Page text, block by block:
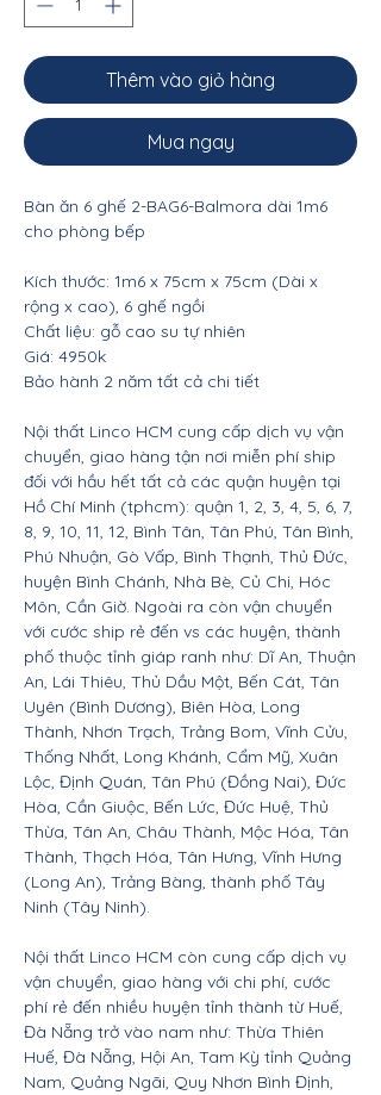
Thêm vào giỏ hàng
Mua ngay
Bàn ăn 6 ghế 2-BAG6-Balmora dài 1m6
cho phòng bếp
Kích thước: 1m6 x 75cm x 75cm (Dài x
rộng x cao), 6 ghế ngồi
Chất liệu: gỗ cao su tự nhiên
Giá: 4950k
Bảo hành 2 năm tất cả chi tiết
Nội thất Linco HCM cung cấp dịch vụ vận
chuyển, giao hàng tận nơi miễn phí ship
đối với hầu hết tất cả các quận huyện tại
Hồ Chí Minh (tphcm): quận 1, 2, 3, 4, 5, 6, 7,
8, 9, 10, 11, 12, Bình Tân, Tân Phú, Tân Bình,
Phú Nhuận, Gò Vấp, Bình Thạnh, Thủ Đức,
huyện Bình Chánh, Nhà Bè, Củ Chi, Hóc
Môn, Cần Giờ. Ngoài ra còn vận chuyển
với cước ship rẻ đến vs các huyện, thành
phố thuộc tỉnh giáp ranh như: Dĩ An, Thuận
An, Lái Thiêu, Thủ Dầu Một, Bến Cát, Tân
Uyên (Bình Dương), Biên Hòa, Long
Thành, Nhơn Trạch, Trảng Bom, Vĩnh Cửu,
Thống Nhất, Long Khánh, Cẩm Mỹ, Xuân
Lộc, Định Quán, Tân Phú (Đồng Nai), Đức
Hòa, Cần Giuộc, Bến Lức, Đức Huệ, Thủ
Thừa, Tân An, Châu Thành, Mộc Hóa, Tân
Thành, Thạch Hóa, Tân Hưng, Vĩnh Hưng
(Long An), Trảng Bàng, thành phố Tây
Ninh (Tây Ninh).
Nội thất Linco HCM còn cung cấp dịch vụ
vận chuyển, giao hàng với chi phí, cước
phí rẻ đến nhiều huyện tỉnh thành từ Huế,
Đà Nẵng trở vào nam như: Thừa Thiên
Huế, Đà Nẵng, Hội An, Tam Kỳ tỉnh Quảng
Nam, Quảng Ngãi, Quy Nhơn Bình Định,